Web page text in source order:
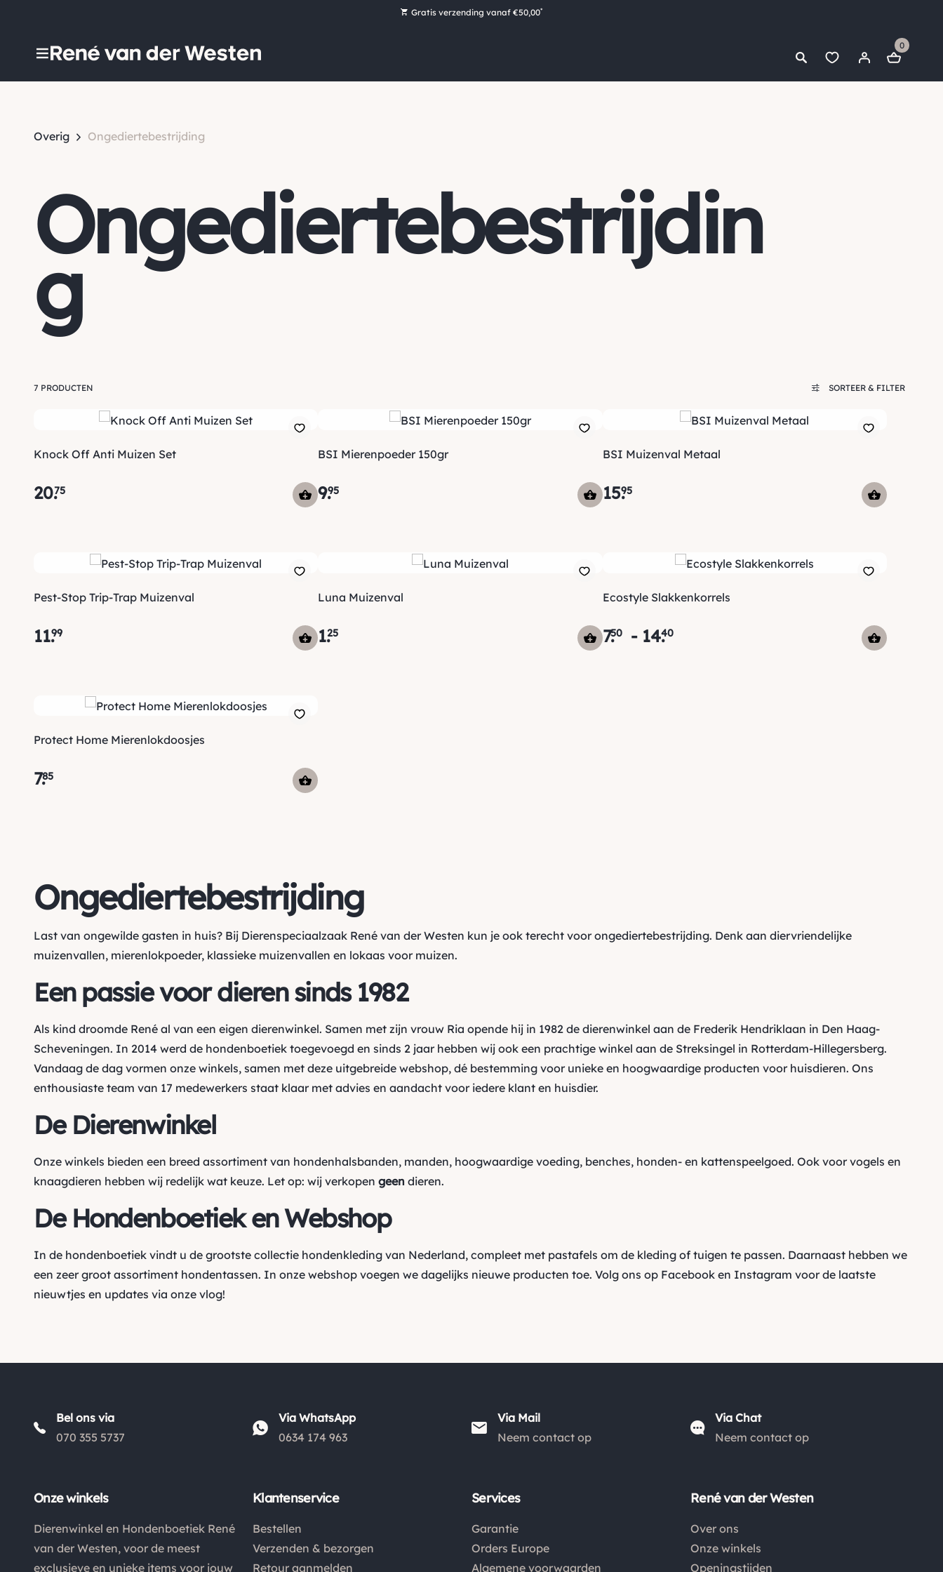
Gratis verzending vanaf €50,00*
0
Overig Ongediertebestrijding
Ongediertebestrijdin
g
7 PRODUCTEN SORTEER & FILTER
Knock Off Anti Muizen Set
20.75
BSI Mierenpoeder 150gr
9.95
BSI Muizenval Metaal
15.95
Pest-Stop Trip-Trap Muizenval
11.99
Luna Muizenval
1.25
Ecostyle Slakkenkorrels
7.50 - 14.40
Protect Home Mierenlokdoosjes
7.85
Ongediertebestrijding
Last van ongewilde gasten in huis? Bij Dierenspeciaalzaak René van der Westen kun je ook terecht voor ongediertebestrijding. Denk aan diervriendelijke
muizenvallen, mierenlokpoeder, klassieke muizenvallen en lokaas voor muizen.
Een passie voor dieren sinds 1982
Als kind droomde René al van een eigen dierenwinkel. Samen met zijn vrouw Ria opende hij in 1982 de dierenwinkel aan de Frederik Hendriklaan in Den Haag-
Scheveningen. In 2014 werd de hondenboetiek toegevoegd en sinds 2 jaar hebben wij ook een prachtige winkel aan de Streksingel in Rotterdam-Hillegersberg.
Vandaag de dag vormen onze winkels, samen met deze uitgebreide webshop, dé bestemming voor unieke en hoogwaardige producten voor huisdieren. Ons
enthousiaste team van 17 medewerkers staat klaar met advies en aandacht voor iedere klant en huisdier.
De Dierenwinkel
Onze winkels bieden een breed assortiment van hondenhalsbanden, manden, hoogwaardige voeding, benches, honden- en kattenspeelgoed. Ook voor vogels en
knaagdieren hebben wij redelijk wat keuze. Let op: wij verkopen geen dieren.
De Hondenboetiek en Webshop
In de hondenboetiek vindt u de grootste collectie hondenkleding van Nederland, compleet met pastafels om de kleding of tuigen te passen. Daarnaast hebben we
een zeer groot assortiment hondentassen. In onze webshop voegen we dagelijks nieuwe producten toe. Volg ons op Facebook en Instagram voor de laatste
nieuwtjes en updates via onze vlog!
Bel ons via
070 355 5737
Via WhatsApp
0634 174 963
Via Mail
Neem contact op
Via Chat
Neem contact op
Onze winkels
Dierenwinkel en Hondenboetiek René
van der Westen, voor de meest
exclusieve en unieke items voor jouw
Klantenservice
Bestellen
Verzenden & bezorgen
Retour aanmelden
Services
Garantie
Orders Europe
Algemene voorwaarden
René van der Westen
Over ons
Onze winkels
Openingstijden